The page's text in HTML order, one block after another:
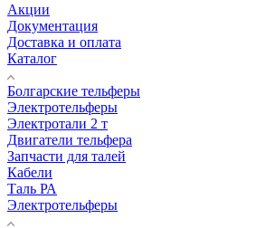
Акции
Документация
Доставка и оплата
Каталог
Болгарские тельферы
Электротельферы
Электротали 2 т
Двигатели тельфера
Запчасти для талей
Кабели
Таль РА
Электротельферы